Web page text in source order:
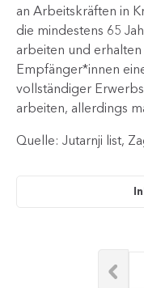
an Arbeitskräften in
die mindestens 65
arbeiten und
Empfänger*innen
vollständiger
arbeiten, allerdings
Quelle: Jutarnji list,